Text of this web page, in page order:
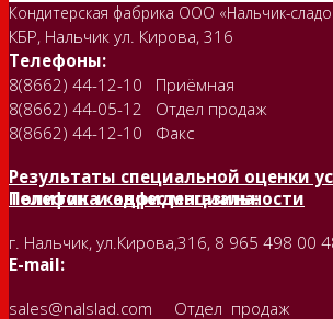
Кондитерская фабрика ООО «Нальчик-
КБР, Нальчик ул. Кирова, 316
Телефоны:
8(8662) 44-12-10 Приёмная
8(8662) 44-05-12 Отдел продаж
8(8662) 44-12-10 Факс
Результаты специальной оценки
Политика конфиденциальности
Телефон и адрес магазина:
г. Нальчик, ул.Кирова,316, 8 965 498 00
E-mail:
sales@nalslad.com Отдел продаж